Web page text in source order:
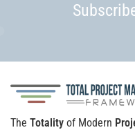
The Totality of Modern